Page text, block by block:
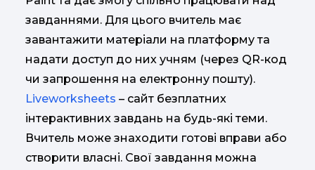
завданнями. Для цього вчитель має
завантажити матеріали на платформу та
надати доступ до них учням (через QR-код
чи запрошення на електронну пошту).
Liveworksheets – сайт безплатних
інтерактивних завдань на будь-які теми.
Вчитель може знаходити готові вправи або
створити власні. Свої завдання можна